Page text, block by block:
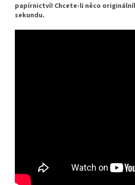
papírnictví! Chcete-li něco
sekundu.